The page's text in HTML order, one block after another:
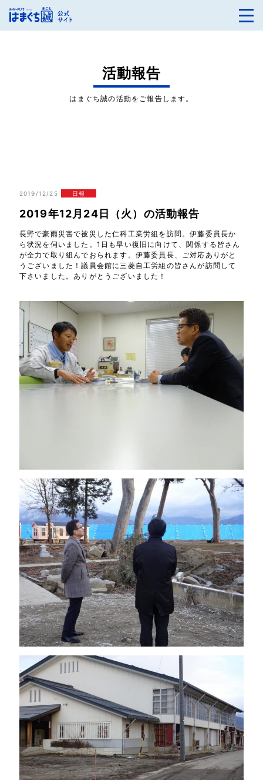
活動報告
はまぐち誠の活動をご報告します。
2019/12/25 日報
2019年12月24日（火）の活動報告
長野で豪雨災害で被災した仁科工業労組を訪問。伊藤委員長か
ら状況を伺いました。1日も早い復旧に向けて、関係する皆さん
が全力で取り組んでおられます。伊藤委員長、ご対応ありがと
うございました！議員会館に三菱自工労組の皆さんが訪問して
下さいました。ありがとうございました！